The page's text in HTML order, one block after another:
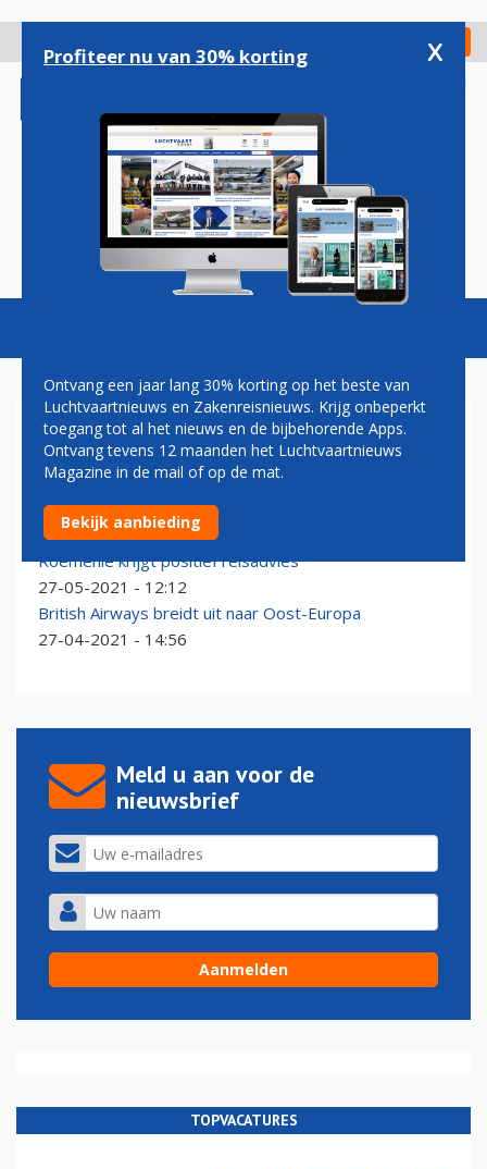
gaan
Check in
Magazine Podcasts Vacatures
CLUJ-NAPOCA
Blue Air opent route tussen Iasi en Amsterdam
31-08-2022 - 16:25
Roemenië krijgt positief reisadvies
27-05-2021 - 12:12
British Airways breidt uit naar Oost-Europa
27-04-2021 - 14:56
Meld u aan voor de
nieuwsbrief
TOPVACATURES
Profiteer nu van 30% korting x
Ontvang een jaar lang 30% korting op het beste van
Luchtvaartnieuws en Zakenreisnieuws. Krijg onbeperkt
toegang tot al het nieuws en de bijbehorende Apps.
Ontvang tevens 12 maanden het Luchtvaartnieuws
Magazine in de mail of op de mat.
Bekijk aanbieding